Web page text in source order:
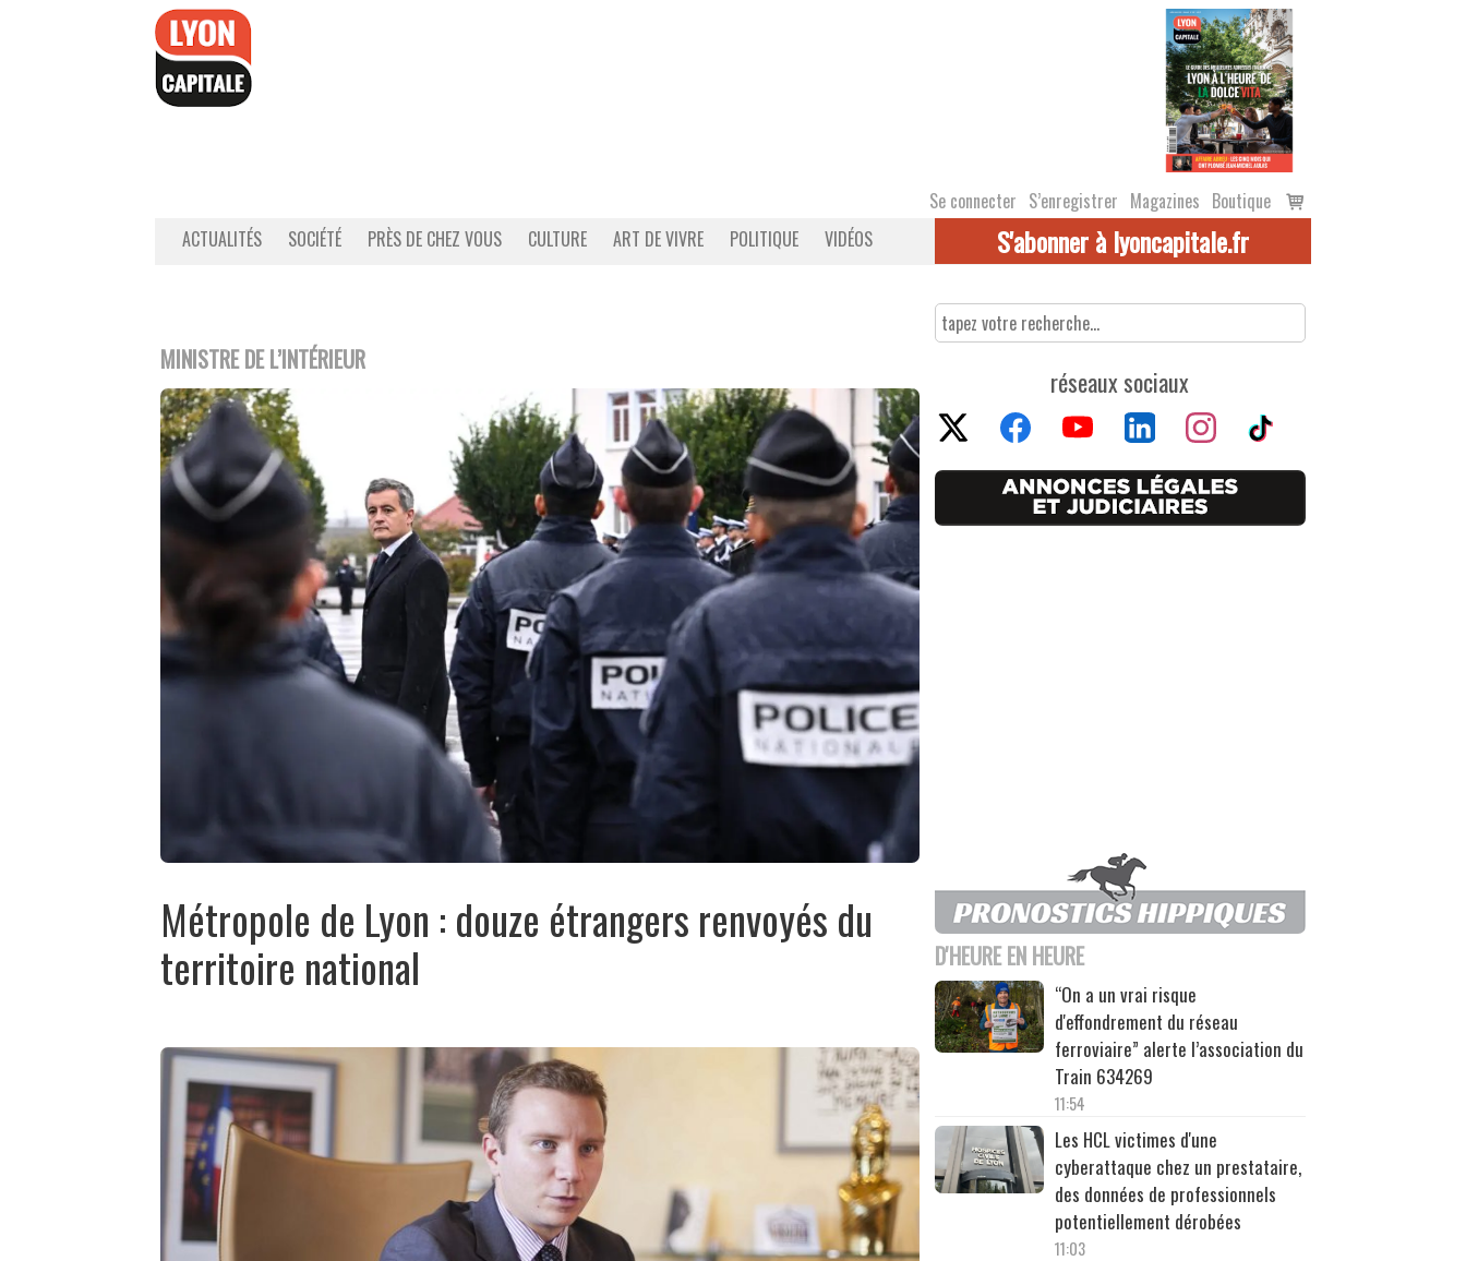
Se connecter S’enregistrer Magazines Boutique
Voir
le
ACTUALITÉS SOCIÉTÉ PRÈS DE CHEZ VOUS CULTURE ART DE VIVRE POLITIQUE VIDÉOS S'abonner à lyoncapitale.fr
MINISTRE DE L’INTÉRIEUR
Métropole de Lyon : douze étrangers renvoyés du
territoire national
réseaux sociaux
D'HEURE EN HEURE
“On a un vrai risque
d'effondrement du réseau
ferroviaire” alerte l’association du
Train 634269
11:54
Les HCL victimes d'une
cyberattaque chez un prestataire,
des données de professionnels
potentiellement dérobées
11:03